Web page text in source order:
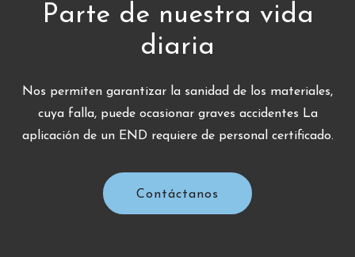
Parte de nuestra vida
diaria
Nos permiten garantizar la sanidad de los materiales,
cuya falla, puede ocasionar graves accidentes La
aplicación de un END requiere de personal certificado.
Contáctanos